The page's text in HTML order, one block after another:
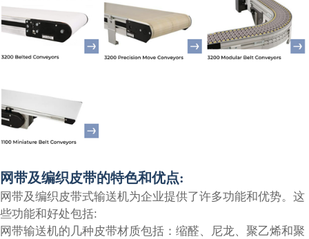
网带及编织皮带的特色和优点:
网带及编织皮带式输送机为企业提供了许多功能和优势。这
些功能和好处包括:
网带输送机的几种皮带材质包括：缩醛、尼龙、聚乙烯和聚